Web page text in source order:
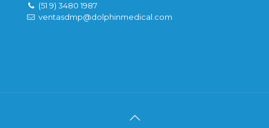
(51 9) 3480 1987
ventasdmp@dolphinmedical.com